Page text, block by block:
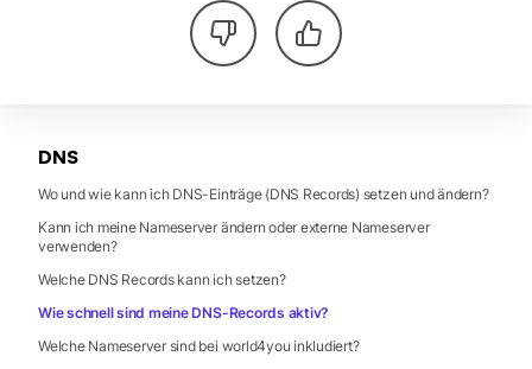
DNS
Wo und wie kann ich DNS-Einträge (DNS Records) setzen und ändern?
Kann ich meine Nameserver ändern oder externe Nameserver
verwenden?
Welche DNS Records kann ich setzen?
Wie schnell sind meine DNS-Records aktiv?
Welche Nameserver sind bei world4you inkludiert?